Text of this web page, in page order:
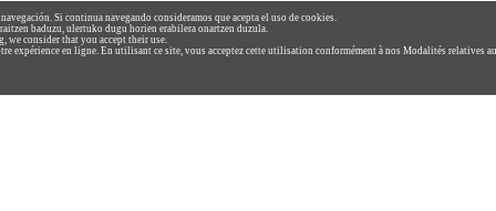
Si continua navegando consideramos que acepta el uso de cookies.
baduzu, ulertuko dugu horien erabilera onartzen duzula.
we consider that you accept their use.
expérience en ligne. En utilisant ce site, vous acceptez cette utilisation conformément à nos Modalités relatives